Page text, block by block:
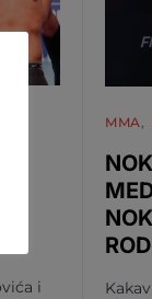
i
MMA